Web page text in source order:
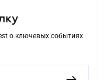
о ключевых событиях